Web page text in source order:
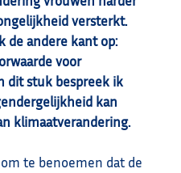
versterkt.
de andere kant op:
voor
dit stuk bespreek ik
kan
klimaatverandering.
te benoemen dat de